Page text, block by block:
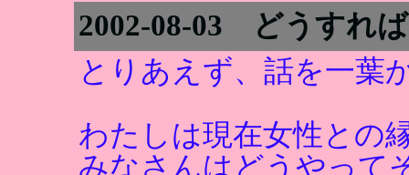
2002-08-03 どうすれ
とりあえず、話を一葉
わたしは現在女性との
みなさんはどうやって